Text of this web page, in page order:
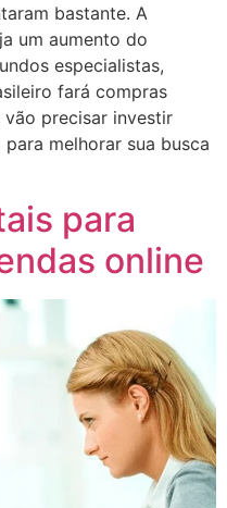
bastante. A
um aumento do
especialistas,
fará compras
vão precisar investir
melhorar sua busca
para
online